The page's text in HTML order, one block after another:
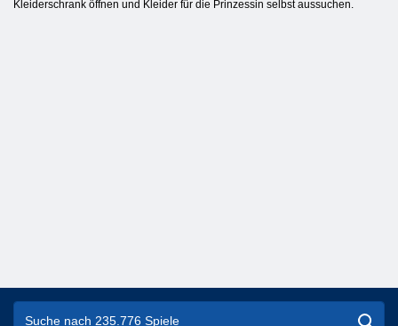
Kleiderschrank öffnen und Kleider für die Prinzessin selbst aussuchen.